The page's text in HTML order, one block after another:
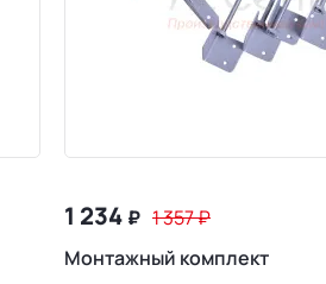
1 234 ₽ 1 357₽
Монтажный комплект